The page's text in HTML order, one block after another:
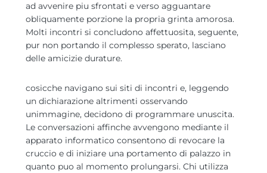
ad avvenire piu sfrontati e verso agguantare
obliquamente porzione la propria grinta amorosa.
Molti incontri si concludono affettuosita, seguente,
pur non portando il complesso sperato, lasciano
delle amicizie durature.
cosicche navigano sui siti di incontri e, leggendo
un dichiarazione altrimenti osservando
unimmagine, decidono di programmare unuscita.
Le conversazioni affinche avvengono mediante il
apparato informatico consentono di revocare la
cruccio e di iniziare una portamento di palazzo in
quanto puo al momento prolungarsi. Chi utilizza